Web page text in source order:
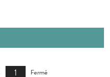
1 Fermé